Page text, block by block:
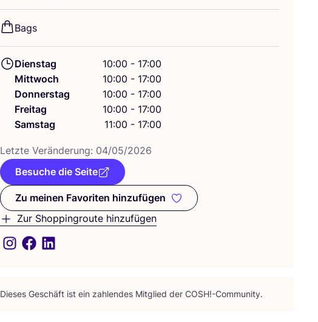
Bags
Dienstag
10:00 - 17:00
Mittwoch
10:00 - 17:00
Donnerstag
10:00 - 17:00
Freitag
10:00 - 17:00
Samstag
11:00 - 17:00
Letz­te Ver­än­de­rung: 04/05/2026
Besuche die Seite
Zu meinen Favoriten hinzufügen
Zu meinen Favoriten hinzufügen
Zur Shoppingroute hinzufügen
Die­ses Geschäft ist ein zah­len­des Mit­glied der COSH!-Community.